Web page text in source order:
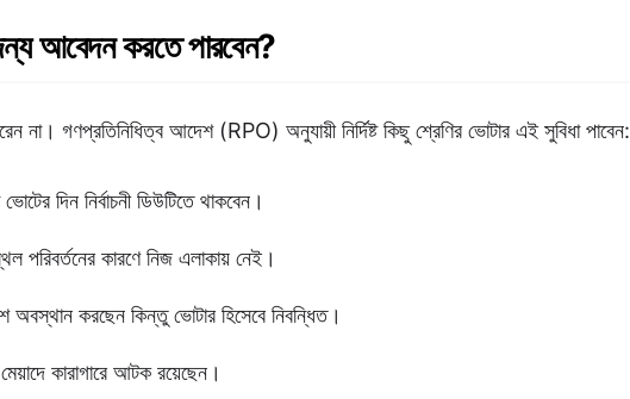
আবেদন করতে পারবেন?
না। গণপ্রতিনিধিত্ব আদেশ (RPO) অনুযায়ী নির্দিষ্ট কিছু শ্রেণির ভোটার এই সুবিধা পাবেন:
ভোটের দিন নির্বাচনী ডিউটিতে থাকবেন।
পরিবর্তনের কারণে নিজ এলাকায় নেই।
অবস্থান করছেন কিন্তু ভোটার হিসেবে নিবন্ধিত।
মেয়াদে কারাগারে আটক রয়েছেন।